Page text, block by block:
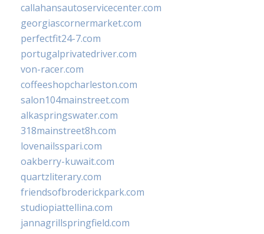
callahansautoservicecenter.com
georgiascornermarket.com
perfectfit24-7.com
portugalprivatedriver.com
von-racer.com
coffeeshopcharleston.com
salon104mainstreet.com
alkaspringswater.com
318mainstreet8h.com
lovenailsspari.com
oakberry-kuwait.com
quartzliterary.com
friendsofbroderickpark.com
studiopiattellina.com
jannagrillspringfield.com